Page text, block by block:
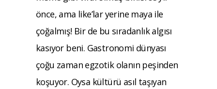
önce, ama like’lar yerine maya ile
çoğalmış! Bir de bu sıradanlık algısı
kasıyor beni. Gastronomi dünyası
çoğu zaman egzotik olanın peşinden
koşuyor. Oysa kültürü asıl taşıyan